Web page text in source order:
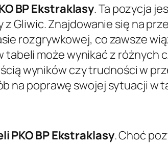
BP Ekstraklasy. Ta pozycja
Gliwic. Znajdowanie się na
rozgrywkowej, co zawsze
może wynikać z różnych
wyników czy trudności w
na poprawę swojej sytuacji w
PKO BP Ekstraklasy. Choć